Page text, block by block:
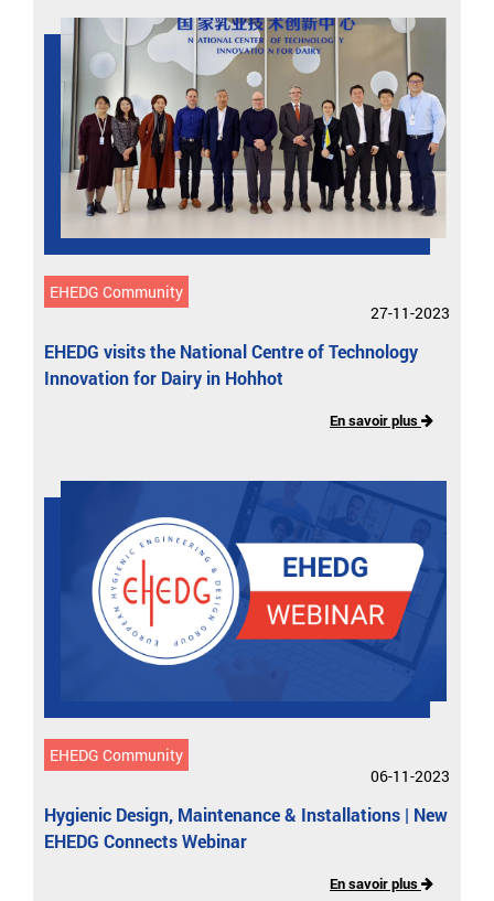
EHEDG Community
27-11-2023
EHEDG visits the National Centre of Technology
Innovation for Dairy in Hohhot
En savoir plus
EHEDG Community
06-11-2023
Hygienic Design, Maintenance & Installations | New
EHEDG Connects Webinar
En savoir plus